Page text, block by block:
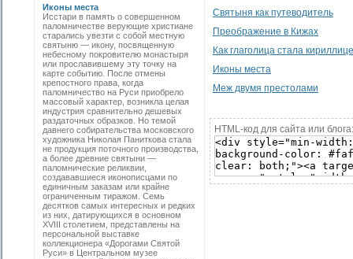
Иконы места
Исстари в память о совершенном
паломничестве веру­ющие христиане
старались увезти с собой местную
святыню — икону, посвященную
небесному покровителю монастыря
или прославившему эту точку на
карте событию. После отмены
крепостного права, когда
паломничество на Руси приобрело
массовый характер, возникла целая
индустрия сравнительно дешевых
раздаточных образков. Но темой
давнего собирательства московского
художника Николая Паниткова стала
не продукция поточного производства,
а более древние святыни —
паломнические реликвии,
создававшиеся иконописцами по
единичным заказам или крайне
ограниченным тиражом. Семь
десятков самых интересных и редких
из них, датирующихся в основном
XVIII столетием, представлены на
персональной выставке
коллекционера «Дорогами Святой
Руси» в Центральном музее
Святыня как путеводитель
Преображение в Кижах
Как глаголица стала
Иконы места
Меж двумя престолами
HTML-код для сайта или блога: